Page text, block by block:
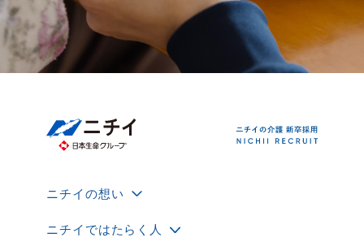
ニチイの想い
ニチイではたらく人